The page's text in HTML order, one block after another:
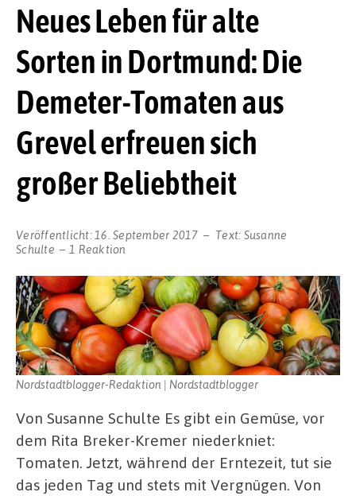
Neues Leben für alte
Sorten in Dortmund: Die
Demeter-Tomaten aus
Grevel erfreuen sich
großer Beliebtheit
Veröffentlicht: 16. September 2017 Text: Susanne
Schulte
1 Reaktion
Nordstadtblogger-Redaktion | Nordstadtblogger
Von Susanne Schulte Es gibt ein Gemüse, vor
dem Rita Breker-Kremer niederkniet:
Tomaten. Jetzt, während der Erntezeit, tut sie
das jeden Tag und stets mit Vergnügen. Von